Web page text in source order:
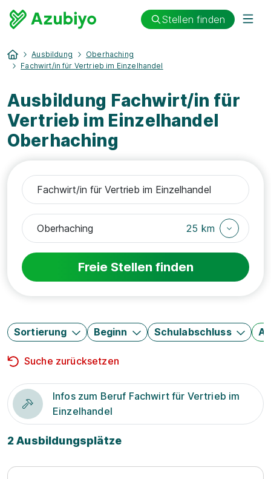
Stellen finden
Ausbildung
Oberhaching
Fachwirt/in für Vertrieb im Einzelhandel
Ausbildung Fachwirt/in für
Vertrieb im Einzelhandel
Oberhaching
25 km
Freie Stellen finden
Sortierung Beginn Schulabschluss
Suche zurücksetzen
Infos zum Beruf Fachwirt für Vertrieb im
Einzelhandel
2 Ausbildungsplätze